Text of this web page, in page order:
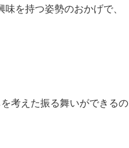
を持つ姿勢のおかげで、
考えた振る舞いができるの